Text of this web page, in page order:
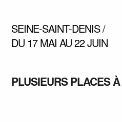
SEINE-SAINT-DENIS /
DU 17 MAI AU 22 JUIN
PLUSIEURS PLACES